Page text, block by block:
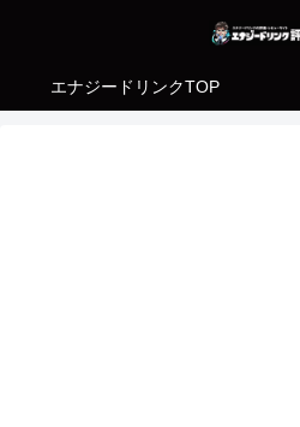
エナジードリンクTOP